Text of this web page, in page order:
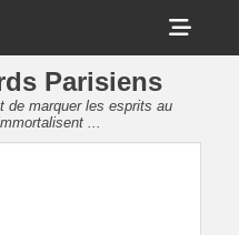
Parisiens
de marquer les esprits au
...